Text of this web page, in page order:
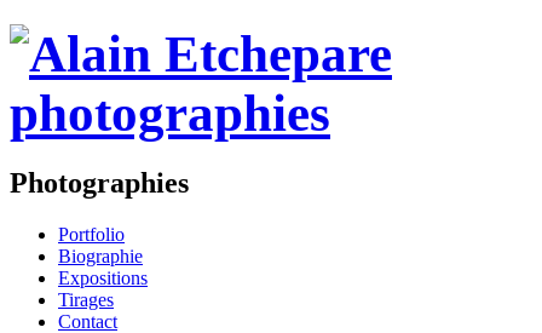
Photographies
Portfolio
Biographie
Expositions
Tirages
Contact